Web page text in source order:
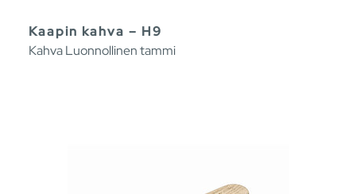
Kaapin kahva – H9
Kahva Luonnollinen tammi